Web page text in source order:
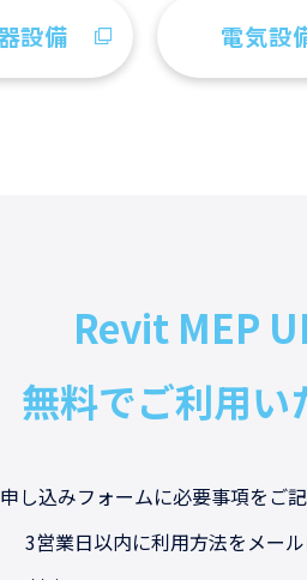
設備 電気設
Revit MEP
無料でご利用い
し込みフォームに必要事項をご
3営業日以内に利用方法を メー